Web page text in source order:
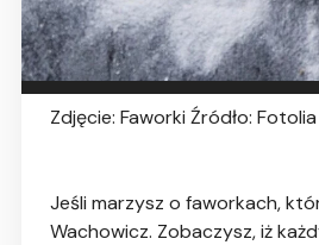
Zdjęcie: Faworki Źródło: Fotolia
Jeśli marzysz o faworkach,
Wachowicz. Zobaczysz, iż